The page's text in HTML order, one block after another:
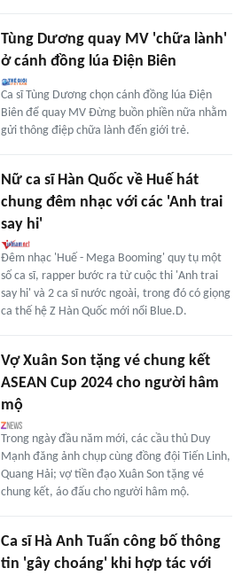
Tùng Dương quay MV 'chữa lành'
ở cánh đồng lúa Điện Biên
Ca sĩ Tùng Dương chọn cánh đồng lúa Điện
Biên để quay MV Đừng buồn phiền nữa nhằm
gửi thông điệp chữa lành đến giới trẻ.
Nữ ca sĩ Hàn Quốc về Huế hát
chung đêm nhạc với các 'Anh trai
say hi'
Đêm nhạc 'Huế - Mega Booming' quy tụ một
số ca sĩ, rapper bước ra từ cuộc thi 'Anh trai
say hi' và 2 ca sĩ nước ngoài, trong đó có giọng
ca thế hệ Z Hàn Quốc mới nổi Blue.D.
Vợ Xuân Son tặng vé chung kết
ASEAN Cup 2024 cho người hâm
mộ
Trong ngày đầu năm mới, các cầu thủ Duy
Mạnh đăng ảnh chụp cùng đồng đội Tiến Linh,
Quang Hải; vợ tiền đạo Xuân Son tặng vé
chung kết, áo đấu cho người hâm mộ.
Ca sĩ Hà Anh Tuấn công bố thông
tin 'gây choáng' khi hợp tác với